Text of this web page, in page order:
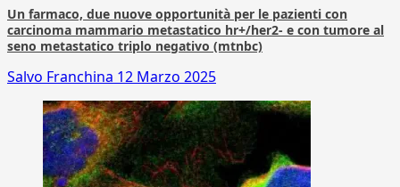
Un farmaco, due nuove opportunità per le pazienti con
carcinoma mammario metastatico hr+/her2- e con tumore al
seno metastatico triplo negativo (mtnbc)
Salvo Franchina 12 Marzo 2025